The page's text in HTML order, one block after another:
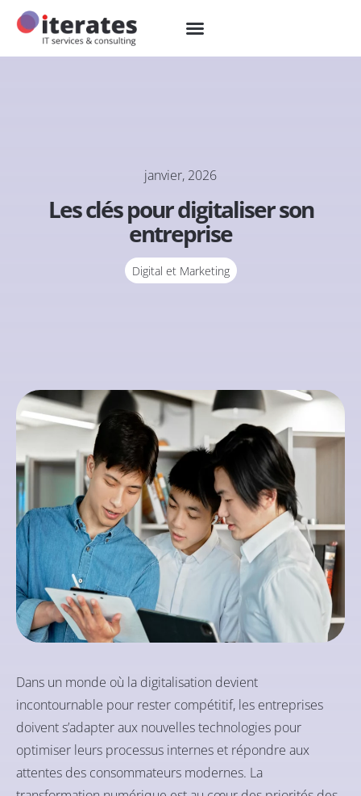
janvier, 2026
Les clés pour digitaliser son
entreprise
Digital et Marketing
Dans un monde où la digitalisation devient
incontournable pour rester compétitif, les entreprises
doivent s’adapter aux nouvelles technologies pour
optimiser leurs processus internes et répondre aux
attentes des consommateurs modernes. La